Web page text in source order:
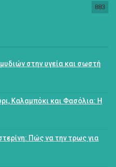
883
στην υγεία και σωστή
Καλαμπόκι και Φασόλια: Η
Πώς να την τρως για